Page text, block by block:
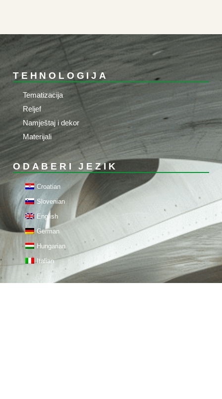
TEHNOLOGIJA
Tematizacija
Reljef
Namještaj i dekor
Materijali
ODABERI JEZIK
Croatian
Slovenian
English
German
Hungarian
Italian